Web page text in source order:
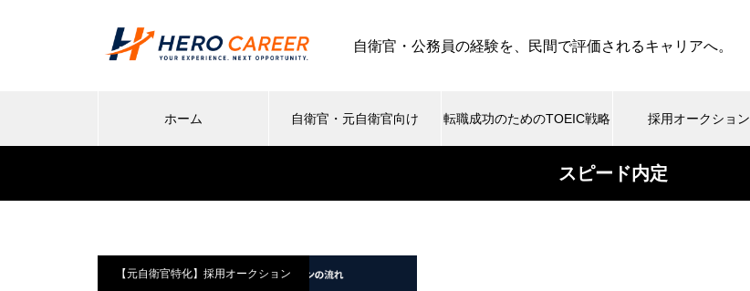
自衛官・公務員の経験を、民間で評価されるキャリアへ。
ホーム 自衛官・元自衛官向け 転職成功のためのTOEIC戦略 採用オークション
スピード内定
【元自衛官特化】採用オークション